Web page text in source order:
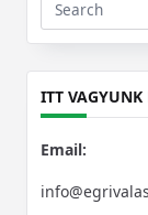
Search
for:
ITT VAGYUNK
Email: